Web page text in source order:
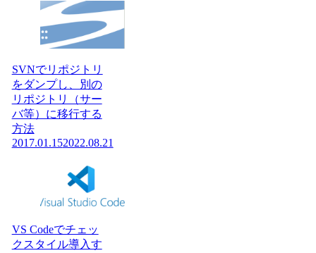
SVNでリポジトリ
をダンプし、別の
リポジトリ（サー
バ等）に移行する
方法
2017.01.152022.08.21
VS Codeでチェッ
クスタイル導入す